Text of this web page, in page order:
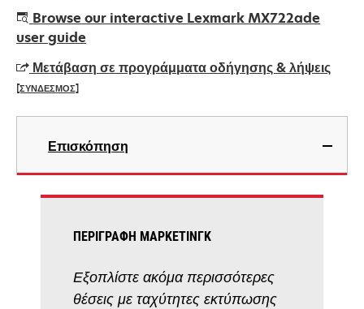
opens
in
new
tab
Browse our interactive Lexmark MX722ade
user guide
Μετάβαση σε προγράμματα οδήγησης & λήψεις
[ΣΥΝΔΕΣΜΟΣ]
opens
new
Επισκόπηση
ΠΕΡΙΓΡΑΦΉ ΜΆΡΚΕΤΙΝΓΚ
Εξοπλίστε ακόμα περισσότερες
θέσεις με ταχύτητες εκτύπωσης